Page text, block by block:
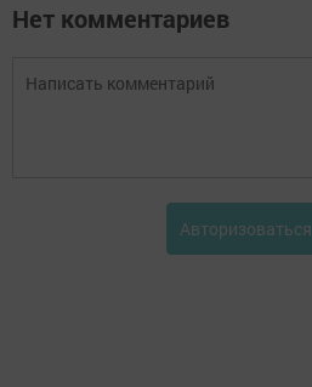
Нет комментариев
Авторизоваться